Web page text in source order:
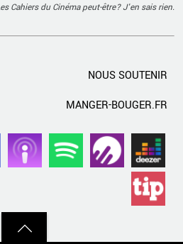
Cahiers du Cinéma peut-être? J'en sais rien.
NOUS SOUTENIR
MANGER-BOUGER.FR
Back